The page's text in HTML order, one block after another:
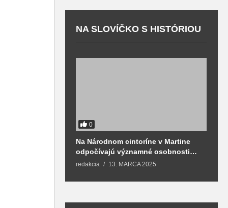
NA SLOVÍČKO S HISTÓRIOU
0
Na Národnom cintoríne v Martine
odpočívajú významné osobnosti
spojené aj s mestom Martin
redakcia 13. MARCA 2025